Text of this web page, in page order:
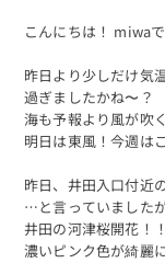
こんにちは！ miwa
昨日より少しだけ気
過ぎましたかね〜？
海も予報より風が吹
明日は東風！今週は
昨日、井田入口付近
…と言っていました
井田の河津桜開花！！
濃いピンク色が綺麗